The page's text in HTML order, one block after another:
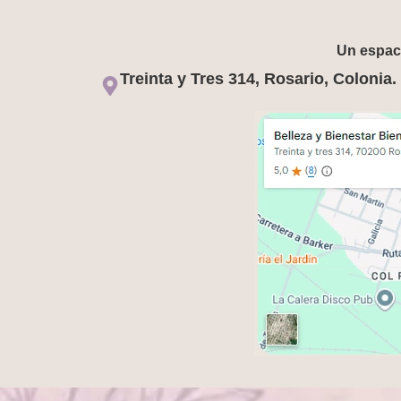
Un
Treinta y Tres 314, Rosario, Colonia.